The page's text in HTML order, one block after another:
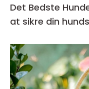
Det Bedste
at sikre din